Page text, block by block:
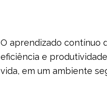
O aprendizado contínuo
eficiência e
vida, em um ambiente